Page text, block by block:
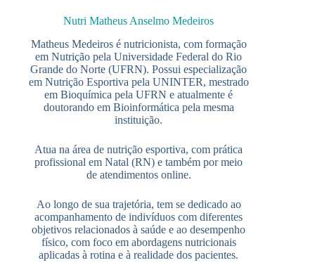
Nutri Matheus Anselmo Medeiros
Matheus Medeiros é nutricionista, com formação
em Nutrição pela Universidade Federal do Rio
Grande do Norte (UFRN). Possui especialização
em Nutrição Esportiva pela UNINTER, mestrado
em Bioquímica pela UFRN e atualmente é
doutorando em Bioinformática pela mesma
instituição.
Atua na área de nutrição esportiva, com prática
profissional em Natal (RN) e também por meio
de atendimentos online.
Ao longo de sua trajetória, tem se dedicado ao
acompanhamento de indivíduos com diferentes
objetivos relacionados à saúde e ao desempenho
físico, com foco em abordagens nutricionais
aplicadas à rotina e à realidade dos pacientes.